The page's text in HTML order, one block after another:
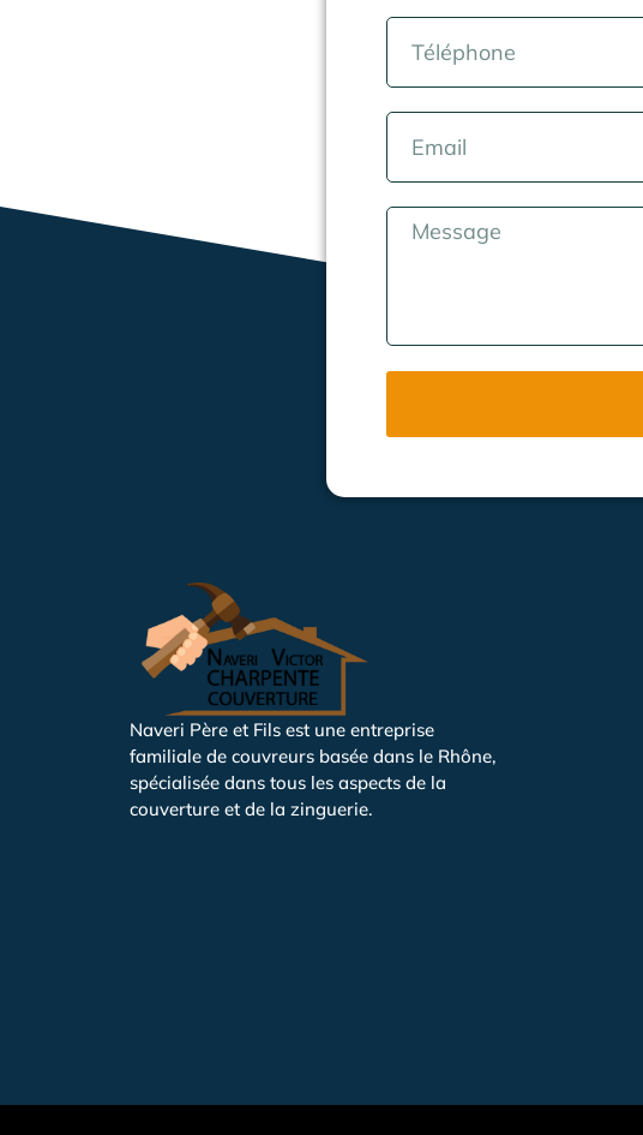
Naveri Père et Fils est une entreprise
familiale de couvreurs basée dans le Rhône,
spécialisée dans tous les aspects de la
couverture et de la zinguerie.